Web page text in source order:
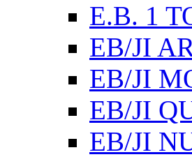
E.B. 1
EB/JI
EB/JI
EB/JI
EB/JI